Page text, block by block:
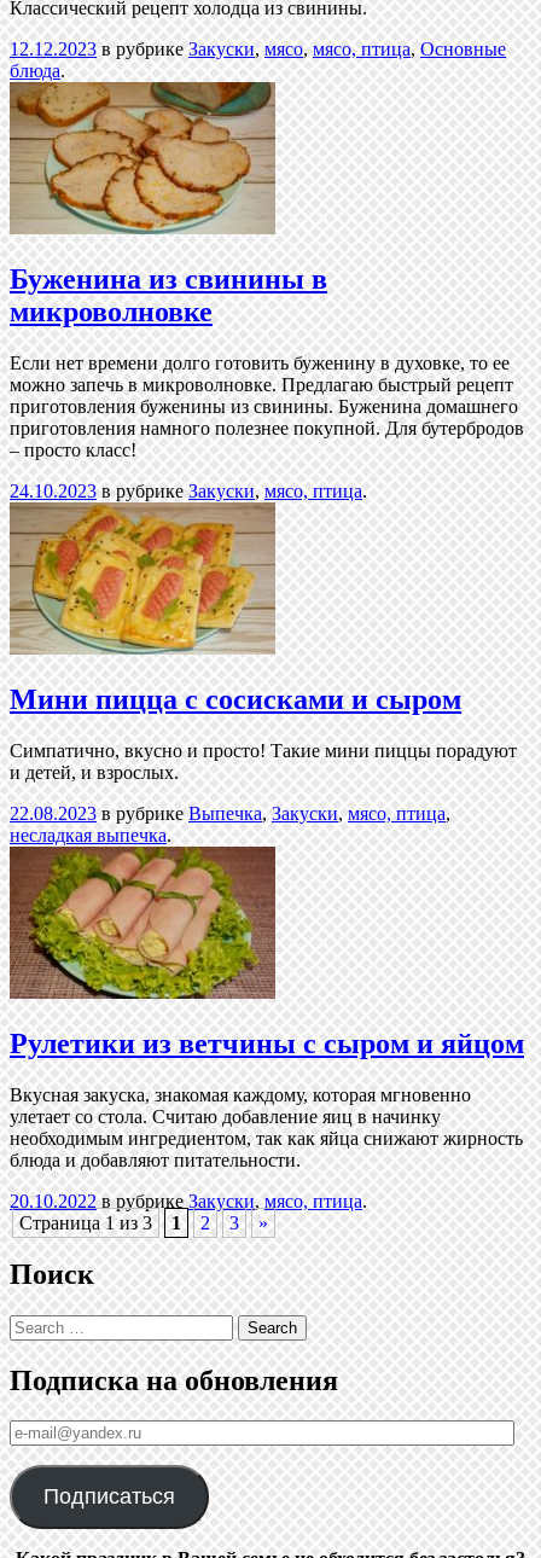
Классический рецепт холодца из свинины.
12.12.2023в рубрикеЗакуски,мясо,мясо, птица,Основные
блюда.
Буженина из свинины в
микроволновке
Если нет времени долго готовить буженину в духовке, то ее
можно запечь в микроволновке. Предлагаю быстрый рецепт
приготовления буженины из свинины. Буженина домашнего
приготовления намного полезнее покупной. Для бутербродов
– просто класс!
24.10.2023в рубрикеЗакуски,мясо, птица.
Мини пицца с сосисками и сыром
Симпатично, вкусно и просто! Такие мини пиццы порадуют
и детей, и взрослых.
22.08.2023в рубрикеВыпечка,Закуски,мясо, птица,
несладкая выпечка.
Рулетики из ветчины с сыром и яйцом
Вкусная закуска, знакомая каждому, которая мгновенно
улетает со стола. Считаю добавление яиц в начинку
необходимым ингредиентом, так как яйца снижают жирность
блюда и добавляют питательности.
20.10.2022в рубрикеЗакуски,мясо, птица.
Навигация
Страница 1 из 3 1 2 3 »
Поиск
Search
Подписка на обновления
е-
mail@yandex.ru
Подписаться